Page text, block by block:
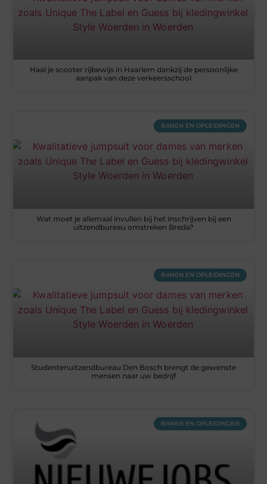
Haal je scooter rijbewijs in Haarlem dankzij de persoonlijke
aanpak van deze verkeersschool
BANEN EN OPLEIDINGEN
Wat moet je allemaal invullen bij het inschrijven bij een
uitzendbureau omstreken Breda?
BANEN EN OPLEIDINGEN
Studentenuitzendbureau Den Bosch brengt de gewenste
mensen naar uw bedrijf
BANEN EN OPLEIDINGEN